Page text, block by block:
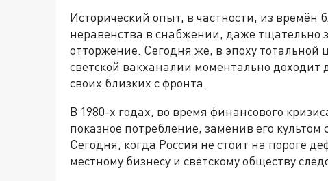
Исторический опыт, в частности, из времён
неравенства в снабжении, даже тщательно
отторжение. Сегодня же, в эпоху
светской вакханалии моментально
своих близких с фронта.
В 1980-х годах, во время финансового
показное потребление, заменив его
Сегодня, когда Россия не стоит на пороге
местному бизнесу и светскому обществу